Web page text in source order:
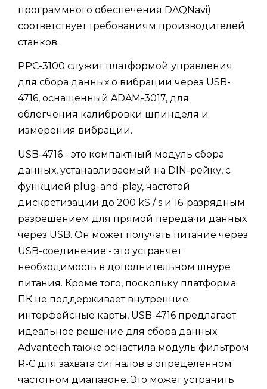
программного обеспечения DAQNavi)
соответствует требованиям производителей
станков.
PPC-3100 служит платформой управления
для сбора данных о вибрации через USB-
4716, оснащенный ADAM-3017, для
облегчения калибровки шпинделя и
измерения вибрации.
USB-4716 - это компактный модуль сбора
данных, устанавливаемый на DIN-рейку, с
функцией plug-and-play, частотой
дискретизации до 200 kS / s и 16-разрядным
разрешением для прямой передачи данных
через USB. Он может получать питание через
USB-соединение - это устраняет
необходимость в дополнительном шнуре
питания. Кроме того, поскольку платформа
ПК не поддерживает внутренние
интерфейсные карты, USB-4716 предлагает
идеальное решение для сбора данных.
Advantech также оснастила модуль фильтром
R-C для захвата сигналов в определенном
частотном диапазоне. Это может устранить